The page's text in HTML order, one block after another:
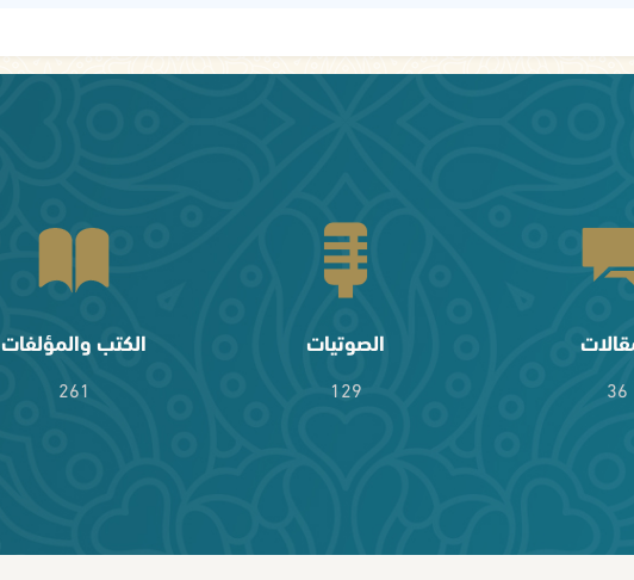
36
الصوتيات
129
الكتب والمؤلفات
261